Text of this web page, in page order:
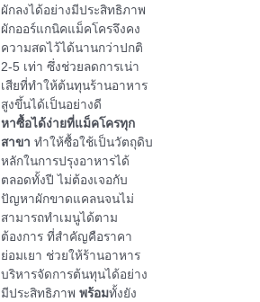
ผักลงได้อย่างมีประสิทธิภาพ
ผักออร์แกนิคแม็คโครจึงคง
ความสดไว้ได้นานกว่าปกติ
2-5 เท่า ซึ่งช่วยลดการเน่า
เสียที่ทำให้ต้นทุนร้านอาหาร
สูงขึ้นได้เป็นอย่างดี
หาซื้อได้ง่ายที่แม็คโครทุก
สาขา ทำให้ซื้อใช้เป็นวัตถุดิบ
หลักในการปรุงอาหารได้
ตลอดทั้งปี ไม่ต้องเจอกับ
ปัญหาผักขาดแคลนจนไม่
สามารถทำเมนูได้ตาม
ต้องการ ที่สำคัญคือราคา
ย่อมเยา ช่วยให้ร้านอาหาร
บริหารจัดการต้นทุนได้อย่าง
มีประสิทธิภาพ พร้อมทั้งยัง